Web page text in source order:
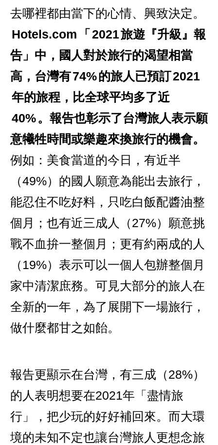
去哪裡都由當下的心情、興致決定。
Hotels.com
「 2021旅遊『升級』報
告」中，國人對於旅行的渴望相當
高，台灣有74%的旅人已預訂2021
年的旅程，比全球平均多了近
40%。報告也彰示了台灣旅人表示願
意犧牲時間或樂趣來換旅行的機會。
例如：美食當道的今日，有近半
（49%）的國人願意為能出去旅行，
能忍住不吃好料，只吃白飯配醬油整
個月；也有近三成人（27%）願意挑
戰不血拚一整個月；更有約兩成的人
（19%）表示可以一個人包辦整個月
家中清潔庶務。可見大部分的旅人在
全新的一年，為了展開下一場旅行，
做什麼都甘之如飴。
報告更顯示在台灣，有三成（28%）
的人表明想要在2021年「盡情旅
行」，把少玩的好好補回來。而大環
境的未知不定也讓台灣旅人更想念旅